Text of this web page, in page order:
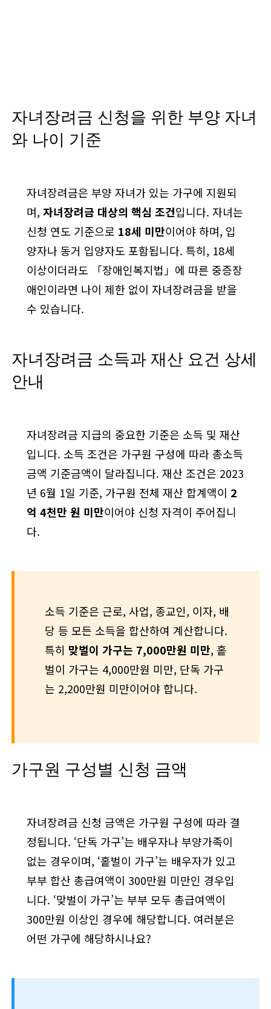
자녀장려금 신청을 위한 부양 자녀
와 나이 기준
자녀장려금은 부양 자녀가 있는 가구에 지원되
며, 자녀장려금 대상의 핵심 조건입니다. 자녀는
신청 연도 기준으로 18세 미만이어야 하며, 입
양자나 동거 입양자도 포함됩니다. 특히, 18세
이상이더라도 「장애인복지법」에 따른 중증장
애인이라면 나이 제한 없이 자녀장려금을 받을
수 있습니다.
자녀장려금 소득과 재산 요건 상세
안내
자녀장려금 지급의 중요한 기준은 소득 및 재산
입니다. 소득 조건은 가구원 구성에 따라 총소득
금액 기준금액이 달라집니다. 재산 조건은 2023
년 6월 1일 기준, 가구원 전체 재산 합계액이 2
억 4천만 원 미만이어야 신청 자격이 주어집니
다.
소득 기준은 근로, 사업, 종교인, 이자, 배
당 등 모든 소득을 합산하여 계산합니다.
특히 맞벌이 가구는 7,000만원 미만, 홑
벌이 가구는 4,000만원 미만, 단독 가구
는 2,200만원 미만이어야 합니다.
가구원 구성별 신청 금액
자녀장려금 신청 금액은 가구원 구성에 따라 결
정됩니다. ‘단독 가구’는 배우자나 부양가족이
없는 경우이며, ‘홑벌이 가구’는 배우자가 있고
부부 합산 총급여액이 300만원 미만인 경우입
니다. ‘맞벌이 가구’는 부부 모두 총급여액이
300만원 이상인 경우에 해당합니다. 여러분은
어떤 가구에 해당하시나요?